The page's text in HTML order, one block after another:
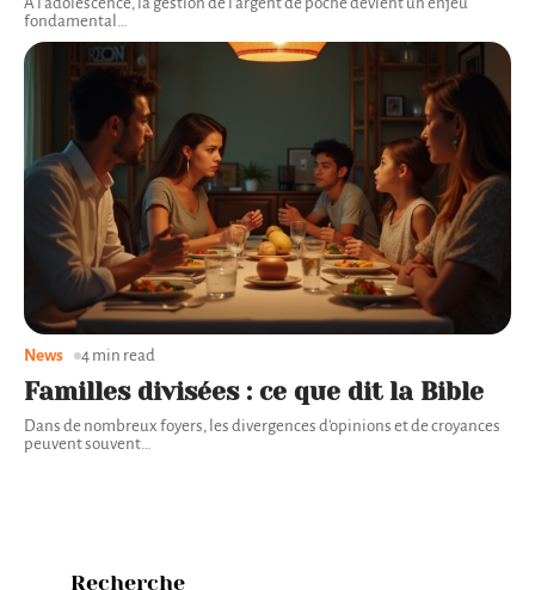
fondamental …
Familles divisées : ce que dit la Bible
Dans de nombreux foyers, les divergences d'opinions et de croyances
peuvent souvent…
News 4 min read
Recherche